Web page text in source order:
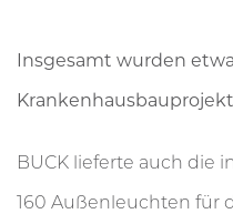
Insgesamt wurden
BUCK lieferte auch die
160 Außenleuchten für